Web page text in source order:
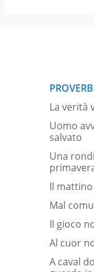
La verità
Uomo
salvato
Una
Il
Mal
Il gioco
Al cuor
A caval